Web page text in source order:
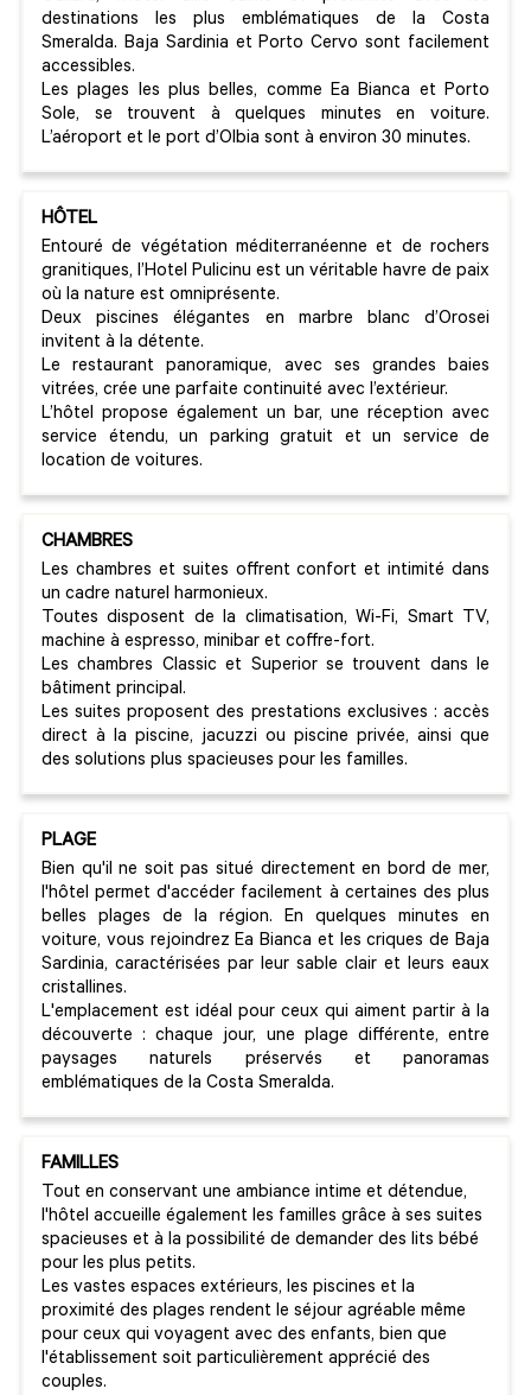
destinations les plus emblématiques de la Costa
Smeralda. Baja Sardinia et Porto Cervo sont facilement
accessibles.
Les plages les plus belles, comme Ea Bianca et Porto
Sole, se trouvent à quelques minutes en voiture.
L’aéroport et le port d’Olbia sont à environ 30 minutes.
HÔTEL
Entouré de végétation méditerranéenne et de rochers
granitiques, l’Hotel Pulicinu est un véritable havre de paix
où la nature est omniprésente.
Deux piscines élégantes en marbre blanc d’Orosei
invitent à la détente.
Le restaurant panoramique, avec ses grandes baies
vitrées, crée une parfaite continuité avec l’extérieur.
L’hôtel propose également un bar, une réception avec
service étendu, un parking gratuit et un service de
location de voitures.
CHAMBRES
Les chambres et suites offrent confort et intimité dans
un cadre naturel harmonieux.
Toutes disposent de la climatisation, Wi-Fi, Smart TV,
machine à espresso, minibar et coffre-fort.
Les chambres Classic et Superior se trouvent dans le
bâtiment principal.
Les suites proposent des prestations exclusives : accès
direct à la piscine, jacuzzi ou piscine privée, ainsi que
des solutions plus spacieuses pour les familles.
PLAGE
Bien qu'il ne soit pas situé directement en bord de mer,
l'hôtel permet d'accéder facilement à certaines des plus
belles plages de la région. En quelques minutes en
voiture, vous rejoindrez Ea Bianca et les criques de Baja
Sardinia, caractérisées par leur sable clair et leurs eaux
cristallines.
L'emplacement est idéal pour ceux qui aiment partir à la
découverte : chaque jour, une plage différente, entre
paysages naturels préservés et panoramas
emblématiques de la Costa Smeralda.
FAMILLES
Tout en conservant une ambiance intime et détendue,
l'hôtel accueille également les familles grâce à ses suites
spacieuses et à la possibilité de demander des lits bébé
pour les plus petits.
Les vastes espaces extérieurs, les piscines et la
proximité des plages rendent le séjour agréable même
pour ceux qui voyagent avec des enfants, bien que
l'établissement soit particulièrement apprécié des
couples.